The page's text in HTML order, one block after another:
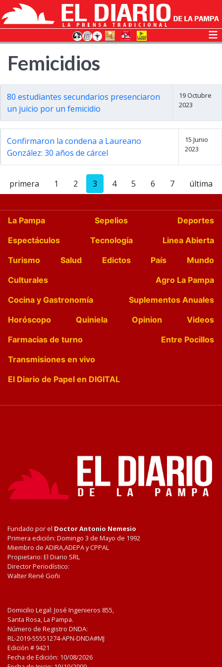
Femicidios
80 estudiantes secundarios presenciaron
un juicio por un femicidio
19 Octubre
2023
Confirmaron la condena a Laureano
González: 30 años de cárcel
15 Junio
2023
primera 1 2 3 4 5 6 7 última
La Pampa Sepelios
Deportes
Espectáculos
Tecnología
Linea Abierta
Turismo
Salud Edictos País
Mundo
Culturales
Agro La Pampa
Cocina y Gastronomía
Suplementos Anuales
Horóscopo
Quiniela Opinion
Videos
Farmacias de turno
Entre Pocillos
Transmisiones en vivo
El Diario de Papel en DIGITAL
Fundado por el Doctor Antonio Nemesio
Primera edición: Domingo 3 de Mayo de 1992
Miembro de ADIRA,ADEPA y CPPAL
Propietario: El Diario SRL
Director Periodístico:
Walter René Goñi
Domicilio Legal: José Ingenieros 855,
Santa Rosa, La Pampa.
Número de Registro DNDA:
RL-2019-55551274-APN-DNDA#MJ
Edición # 9421
Fecha de Edición: 10/08/2026